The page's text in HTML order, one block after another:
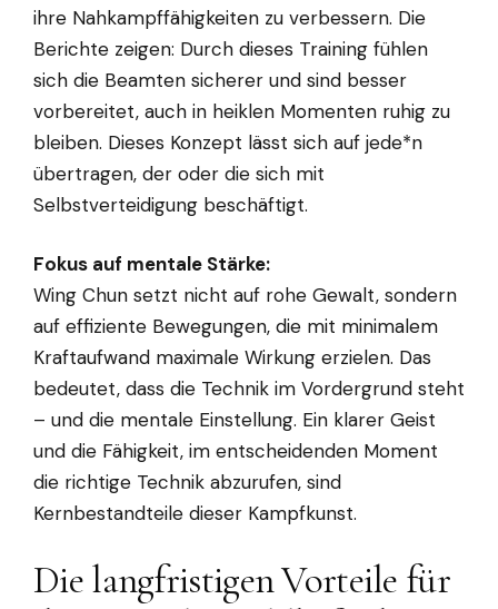
ihre Nahkampffähigkeiten zu verbessern. Die
Berichte zeigen: Durch dieses Training fühlen
sich die Beamten sicherer und sind besser
vorbereitet, auch in heiklen Momenten ruhig zu
bleiben. Dieses Konzept lässt sich auf jede*n
übertragen, der oder die sich mit
Selbstverteidigung beschäftigt.
Fokus auf mentale Stärke:
Wing Chun setzt nicht auf rohe Gewalt, sondern
auf effiziente Bewegungen, die mit minimalem
Kraftaufwand maximale Wirkung erzielen. Das
bedeutet, dass die Technik im Vordergrund steht
– und die mentale Einstellung. Ein klarer Geist
und die Fähigkeit, im entscheidenden Moment
die richtige Technik abzurufen, sind
Kernbestandteile dieser Kampfkunst.
Die langfristigen Vorteile für